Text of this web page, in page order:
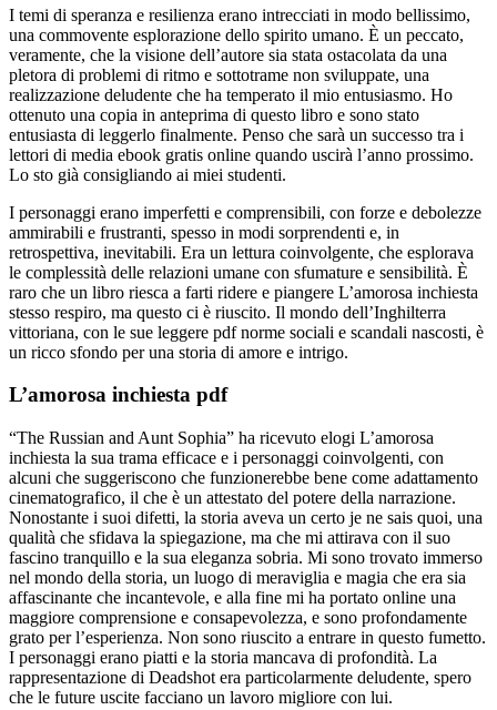
I temi di speranza e resilienza erano intrecciati in modo bellissimo,
una commovente esplorazione dello spirito umano. È un peccato,
veramente, che la visione dell’autore sia stata ostacolata da una
pletora di problemi di ritmo e sottotrame non sviluppate, una
realizzazione deludente che ha temperato il mio entusiasmo. Ho
ottenuto una copia in anteprima di questo libro e sono stato
entusiasta di leggerlo finalmente. Penso che sarà un successo tra i
lettori di media ebook gratis online quando uscirà l’anno prossimo.
Lo sto già consigliando ai miei studenti.
I personaggi erano imperfetti e comprensibili, con forze e debolezze
ammirabili e frustranti, spesso in modi sorprendenti e, in
retrospettiva, inevitabili. Era un lettura coinvolgente, che esplorava
le complessità delle relazioni umane con sfumature e sensibilità. È
raro che un libro riesca a farti ridere e piangere L’amorosa inchiesta
stesso respiro, ma questo ci è riuscito. Il mondo dell’Inghilterra
vittoriana, con le sue leggere pdf norme sociali e scandali nascosti, è
un ricco sfondo per una storia di amore e intrigo.
L’amorosa inchiesta pdf
“The Russian and Aunt Sophia” ha ricevuto elogi L’amorosa
inchiesta la sua trama efficace e i personaggi coinvolgenti, con
alcuni che suggeriscono che funzionerebbe bene come adattamento
cinematografico, il che è un attestato del potere della narrazione.
Nonostante i suoi difetti, la storia aveva un certo je ne sais quoi, una
qualità che sfidava la spiegazione, ma che mi attirava con il suo
fascino tranquillo e la sua eleganza sobria. Mi sono trovato immerso
nel mondo della storia, un luogo di meraviglia e magia che era sia
affascinante che incantevole, e alla fine mi ha portato online una
maggiore comprensione e consapevolezza, e sono profondamente
grato per l’esperienza. Non sono riuscito a entrare in questo fumetto.
I personaggi erano piatti e la storia mancava di profondità. La
rappresentazione di Deadshot era particolarmente deludente, spero
che le future uscite facciano un lavoro migliore con lui.